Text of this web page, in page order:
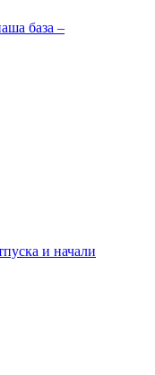
база –
и начали